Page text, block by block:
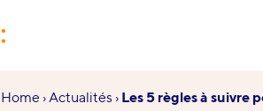
Vous
Home ›Actualités › Les 5 règles à suivre